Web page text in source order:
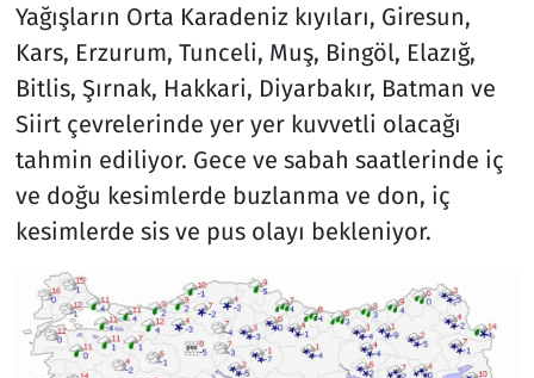
Yağışların Orta Karadeniz kıyıları, Giresun,
Kars, Erzurum, Tunceli, Muş, Bingöl, Elazığ,
Bitlis, Şırnak, Hakkari, Diyarbakır, Batman ve
Siirt çevrelerinde yer yer kuvvetli olacağı
tahmin ediliyor. Gece ve sabah saatlerinde iç
ve doğu kesimlerde buzlanma ve don, iç
kesimlerde sis ve pus olayı bekleniyor.